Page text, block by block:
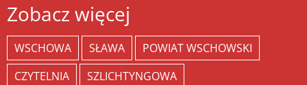
Zobacz więcej
WSCHOWA SŁAWA
POWIAT WSCHOWSKI
CZYTELNIA
SZLICHTYNGOWA